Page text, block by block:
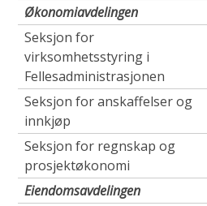
Økonomiavdelingen
Seksjon for
virksomhetsstyring i
Fellesadministrasjonen
Seksjon for anskaffelser og
innkjøp
Seksjon for regnskap og
prosjektøkonomi
Eiendomsavdelingen